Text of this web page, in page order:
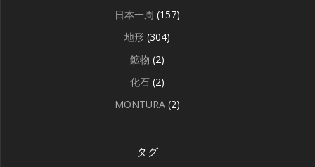
日本一周 (157)
地形 (304)
鉱物 (2)
化石 (2)
MONTURA (2)
タグ